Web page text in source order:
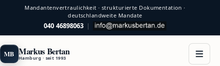
Mandantenvertraulichkeit · strukturierte Dokumentation ·
deutschlandweite Mandate
040 46898063 |
MB Markus Bertan
Hamburg · seit 1993